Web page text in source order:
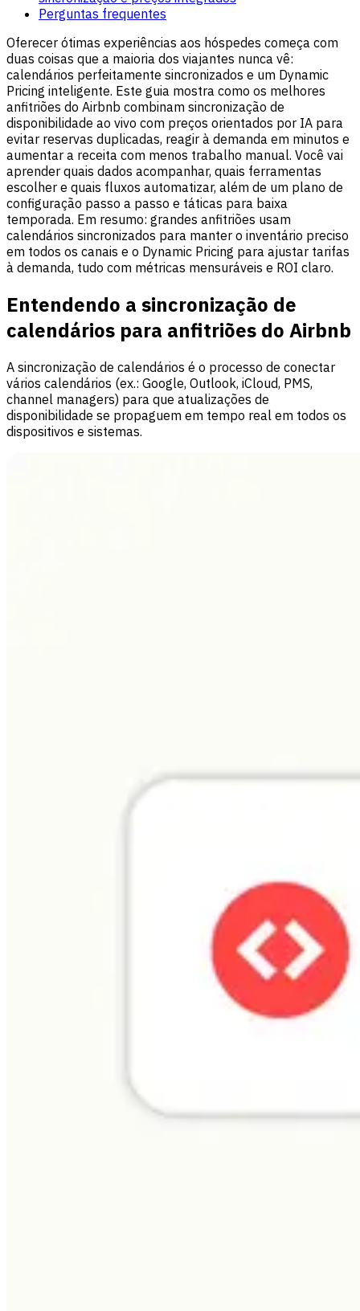
Perguntas frequentes
Oferecer ótimas experiências aos hóspedes começa com
duas coisas que a maioria dos viajantes nunca vê:
calendários perfeitamente sincronizados e um Dynamic
Pricing inteligente. Este guia mostra como os melhores
anfitriões do Airbnb combinam sincronização de
disponibilidade ao vivo com preços orientados por IA para
evitar reservas duplicadas, reagir à demanda em minutos e
aumentar a receita com menos trabalho manual. Você vai
aprender quais dados acompanhar, quais ferramentas
escolher e quais fluxos automatizar, além de um plano de
configuração passo a passo e táticas para baixa
temporada. Em resumo: grandes anfitriões usam
calendários sincronizados para manter o inventário preciso
em todos os canais e o Dynamic Pricing para ajustar tarifas
à demanda, tudo com métricas mensuráveis e ROI claro.
Entendendo a sincronização de
calendários para anfitriões do Airbnb
A sincronização de calendários é o processo de conectar
vários calendários (ex.: Google, Outlook, iCloud, PMS,
channel managers) para que atualizações de
disponibilidade se propaguem em tempo real em todos os
dispositivos e sistemas.